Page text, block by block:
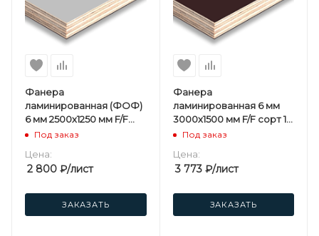
Фанера
ламинированная (ФОФ)
6 мм 2500х1250 мм F/F
сорт 1/1 березовая
Под заказ
Цена:
2 800 ₽/лист
ЗАКАЗАТЬ
Фанера
ламинированная 6 мм
3000х1500 мм F/F сорт 1/1
березовая
Под заказ
Цена:
3 773₽/лист
ЗАКАЗАТЬ